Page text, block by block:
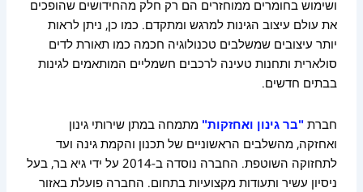
ושימוש בחומרים ממוחזרים הם רק חלק מהחידושים שהופכים
את עולם עיצוב הגינות למרגש ומתקדם. כמו כן, ניתן לראות
יותר עיצובים שמשלבים טכנולוגיה חכמה כמו תאורת לדים
סולארית ותחנות טעינה לרכבים חשמליים המותאמים לגינות
בבתים חדשים.
חברת "בר גינון ואחזקות" מתמחה במתן שירותי גינון
ואחזקה, מהשלבים הראשוניים של תכנון והקמת גינה ועד
לתחזוקה השוטפת. החברה נוסדה ב-2014 על ידי גיא בר, בעל
ניסיון עשיר ותעודות מקצועיות בתחום. החברה פועלת באזור